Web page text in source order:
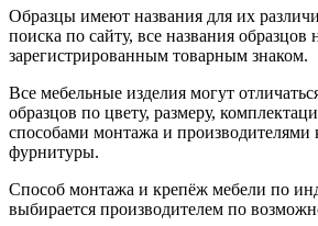
Образцы имеют названия для их
поиска по сайту, все названия образцов
зарегистрированным товарным знаком.
Все мебельные изделия могут
образцов по цвету, размеру,
способами монтажа и
фурнитуры.
Способ монтажа и крепёж мебели по
выбирается производителем по